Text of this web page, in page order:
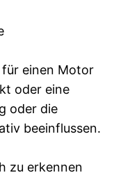
einen Motor
oder eine
oder die
beeinflussen.
zu erkennen